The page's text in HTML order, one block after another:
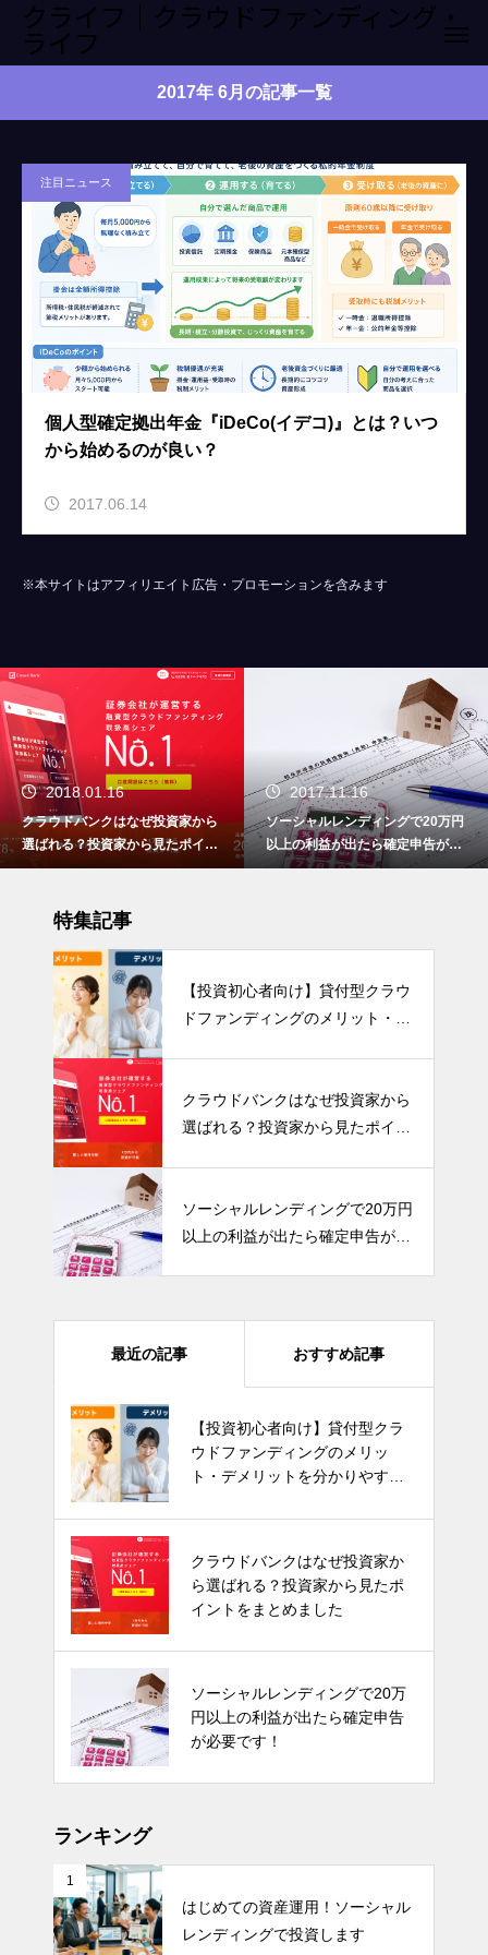
クライフ｜クラウドファンディング・
ライフ
2017年 6月の記事一覧
注目ニュース
個人型確定拠出年金『iDeCo(イデコ)』とは？いつ
から始めるのが良い？
2017.06.14
※本サイトはアフィリエイト広告・プロモーションを含みます
2018.01.16
クラウドバンクはなぜ投資家から
選ばれる？投資家から見たポイン
トをまとめました
2017.11.16
ソーシャルレンディングで20万円
以上の利益が出たら確定申告が必
要です！
特集記事
【投資初心者向け】貸付型クラウ
ドファンディングのメリット・デ
クラウドバンクはなぜ投資家から
選ばれる？投資家から見たポイン
ソーシャルレンディングで20万円
以上の利益が出たら確定申告が必
最近の記事 おすすめ記事
【投資初心者向け】貸付型クラ
ウドファンディングのメリッ
ト・デメリットを分かりやすく
クラウドバンクはなぜ投資家か
ら選ばれる？投資家から見たポ
イントをまとめました
ソーシャルレンディングで20万
円以上の利益が出たら確定申告
が必要です！
ランキング
1
はじめての資産運用！ソーシャル
レンディングで投資します